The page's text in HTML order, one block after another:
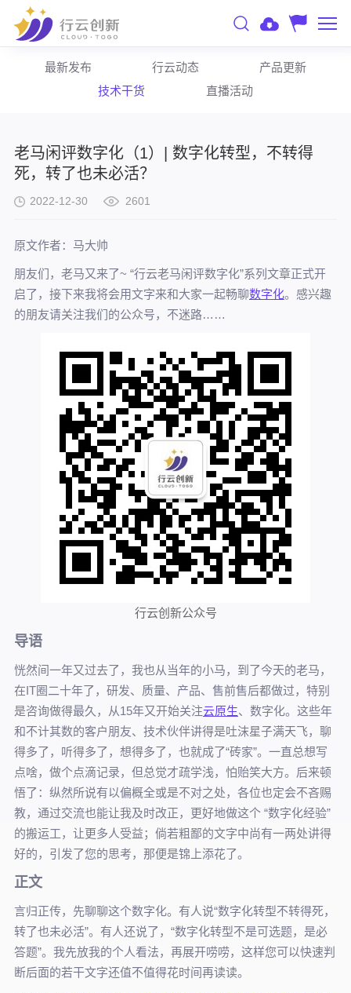
最新发布 行云动态
产品更新
技术干货
直播活动
老马闲评数字化（1）| 数字化转型，不转得
死，转了也未必活？
2022-12-30 2601
原文作者：马大帅
朋友们，老马又来了~ “行云老马闲评数字化”系列文章正式开
启了，接下来我将会用文字来和大家一起畅聊数字化。感兴趣
的朋友请关注我们的公众号，不迷路……
行云创新公众号
导语
恍然间一年又过去了，我也从当年的小马，到了今天的老马，
在IT圈二十年了，研发、质量、产品、售前售后都做过，特别
是咨询做得最久，从15年又开始关注云原生、数字化。这些年
和不计其数的客户朋友、技术伙伴讲得是吐沫星子满天飞，聊
得多了，听得多了，想得多了，也就成了“砖家”。一直总想写
点啥，做个点滴记录，但总觉才疏学浅，怕贻笑大方。后来顿
悟了：纵然所说有以偏概全或是不对之处，各位也定会不吝赐
教，通过交流也能让我及时改正，更好地做这个 “数字化经验”
的搬运工，让更多人受益；倘若粗鄙的文字中尚有一两处讲得
好的，引发了您的思考，那便是锦上添花了。
正文
言归正传，先聊聊这个数字化。有人说“数字化转型不转得死，
转了也未必活”。有人还说了，“数字化转型不是可选题，是必
答题”。我先放我的个人看法，再展开唠唠，这样您可以快速判
断后面的若干文字还值不值得花时间再读读。